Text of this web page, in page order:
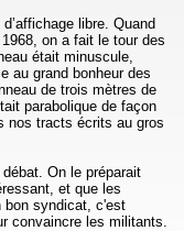
conflit politique
telle ou telle dimension
école de la reproduction
hétéro-sexistes et
– contre vents mauvais
une autre société : une
égalitaire et
syndicalistes, nous
ligne.
libre. Quand
on a fait le tour des
était minuscule,
au grand bonheur des
de trois mètres de
parabolique de façon
nos tracts écrits au gros
On le préparait
et que les
bon syndicat, c'est
convaincre les militants.